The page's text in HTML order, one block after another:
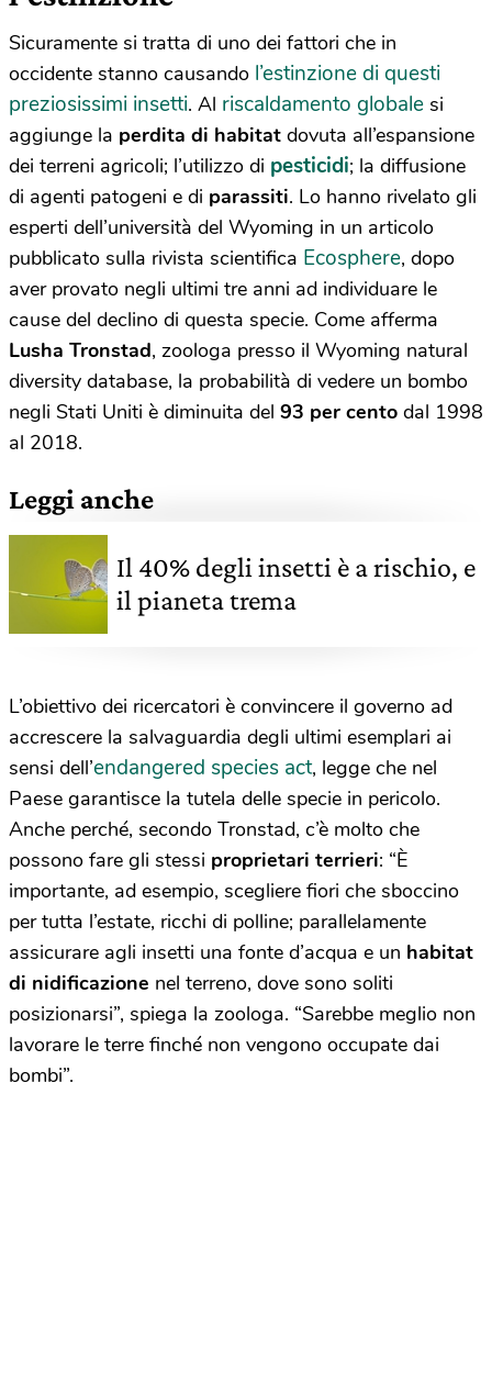
Sicuramente si tratta di uno dei fattori che in
occidente stanno causando l’estinzione di questi
preziosissimi insetti. Al riscaldamento globale si
aggiunge la perdita di habitat dovuta all’espansione
dei terreni agricoli; l’utilizzo di pesticidi; la diffusione
di agenti patogeni e di parassiti. Lo hanno rivelato gli
esperti dell’università del Wyoming in un articolo
pubblicato sulla rivista scientifica Ecosphere, dopo
aver provato negli ultimi tre anni ad individuare le
cause del declino di questa specie. Come afferma
Lusha Tronstad, zoologa presso il Wyoming natural
diversity database, la probabilità di vedere un bombo
negli Stati Uniti è diminuita del 93 per cento dal 1998
al 2018.
Leggi anche
Il 40% degli insetti è a rischio, e
il pianeta trema
L’obiettivo dei ricercatori è convincere il governo ad
accrescere la salvaguardia degli ultimi esemplari ai
sensi dell’endangered species act, legge che nel
Paese garantisce la tutela delle specie in pericolo.
Anche perché, secondo Tronstad, c’è molto che
possono fare gli stessi proprietari terrieri: “È
importante, ad esempio, scegliere fiori che sboccino
per tutta l’estate, ricchi di polline; parallelamente
assicurare agli insetti una fonte d’acqua e un habitat
di nidificazione nel terreno, dove sono soliti
posizionarsi”, spiega la zoologa. “Sarebbe meglio non
lavorare le terre finché non vengono occupate dai
bombi”.